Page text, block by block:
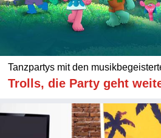
Tanzpartys mit den
Trolls, die Party geht